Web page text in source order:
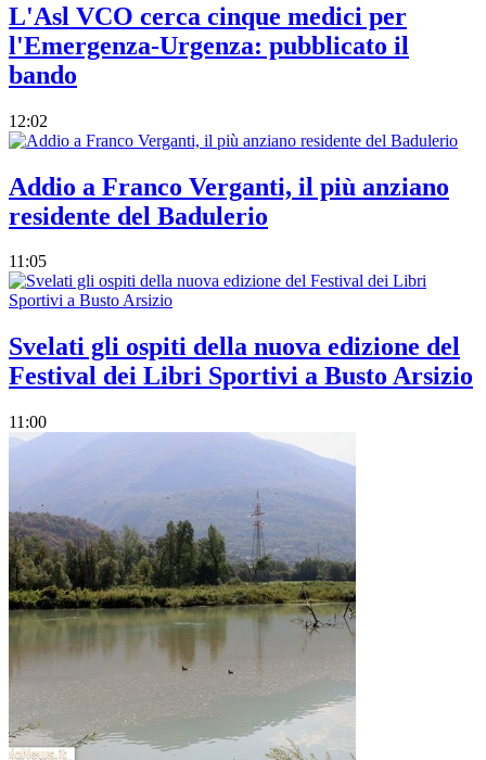
L'Asl VCO cerca cinque medici per
l'Emergenza-Urgenza: pubblicato il
bando
12:02
Addio a Franco Verganti, il più anziano
residente del Badulerio
11:05
Svelati gli ospiti della nuova edizione del
Festival dei Libri Sportivi a Busto Arsizio
11:00